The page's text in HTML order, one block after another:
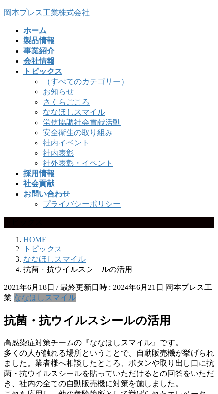
コ
ナ
岡本プレス工業株式会社
ホーム
製品情報
事業紹介
会社情報
トピックス
（すべてのカテゴリー）
お知らせ
さくらごころ
ななほしスマイル
労使協調社会貢献活動
安全衛生の取り組み
社内イベント
社内表彰
社外表彰・イベント
採用情報
社会貢献
お問い合わせ
プライバシーポリシー
HOME
トピックス
ななほしスマイル
抗菌・抗ウイルスシールの活用
2021年6月18日 / 最終更新日時 : 2024年6月21日 岡本プレス工
業 ななほしスマイル
抗菌・抗ウイルスシールの活用
高感染症対策チームの『ななほしスマイル』です。
多くの人が触れる場所ということで、自動販売機が挙げられ
ました。業者様へ相談したところ、ボタンや取り出し口に抗
菌・抗ウイルスシールを貼っていただけるとの回答をいただ
き、社内の全ての自動販売機に対策を施しました。